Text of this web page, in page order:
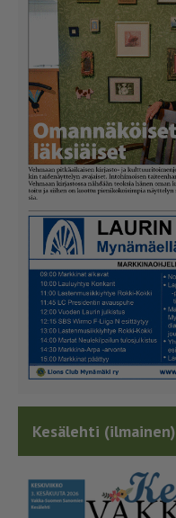
Kesälehti (ilmainen)